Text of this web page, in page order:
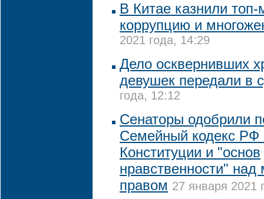
В Китае казнили
коррупцию и
2021 года, 14:29
Дело осквернивших
девушек передали в
года, 12:12
Сенаторы одобрили
Семейный кодекс РФ
Конституции и "основ
нравственности"
правом 27 января 2021